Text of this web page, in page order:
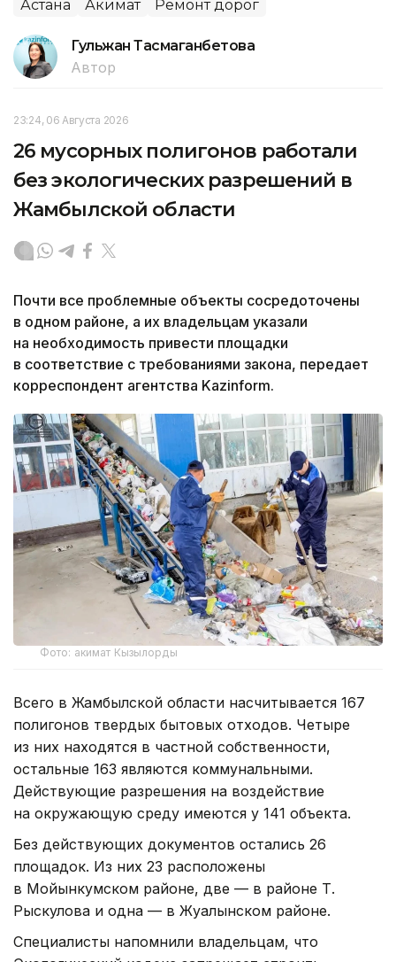
Астана Акимат Ремонт дорог
Гульжан Тасмаганбетова
Автор
23:24, 06 Августа 2026
26 мусорных полигонов работали
без экологических разрешений в
Жамбылской области
Почти все проблемные объекты сосредоточены
в одном районе, а их владельцам указали
на необходимость привести площадки
в соответствие с требованиями закона, передает
корреспондент агентства Kazinform.
Фото: акимат Кызылорды
Всего в Жамбылской области насчитывается 167
полигонов твердых бытовых отходов. Четыре
из них находятся в частной собственности,
остальные 163 являются коммунальными.
Действующие разрешения на воздействие
на окружающую среду имеются у 141 объекта.
Без действующих документов остались 26
площадок. Из них 23 расположены
в Мойынкумском районе, две — в районе Т.
Рыскулова и одна — в Жуалынском районе.
Специалисты напомнили владельцам, что